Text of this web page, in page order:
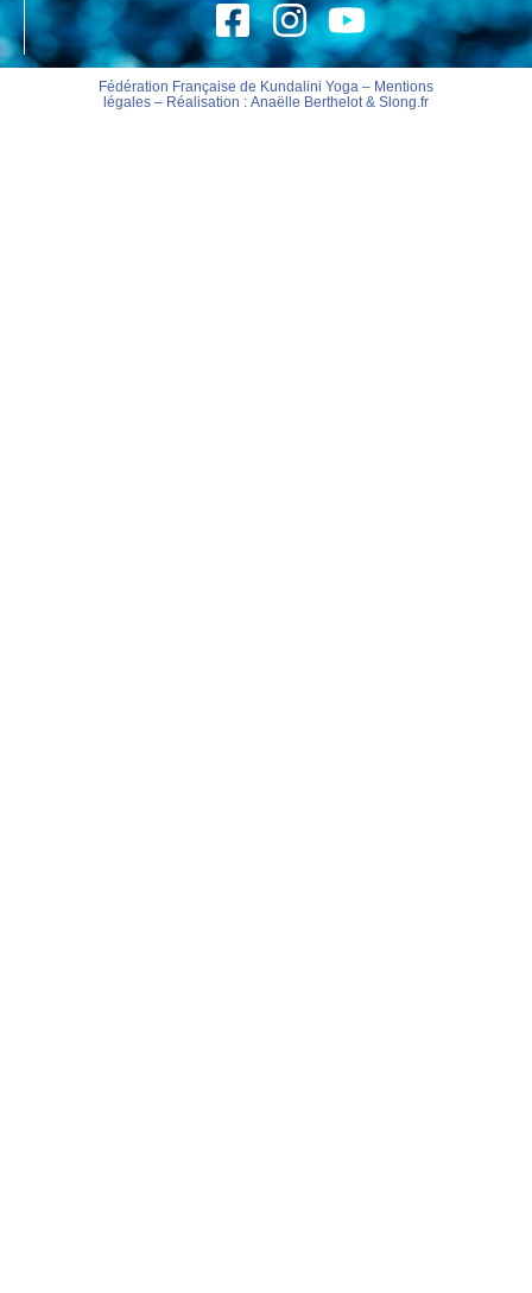
Fédération Française de Kundalini Yoga – Mentions
légales– Réalisation : Anaëlle Berthelot& Slong.fr